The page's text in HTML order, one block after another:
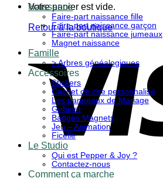
Votre panier est vide.
Retour à la boutique
Naissance
Faire-part naissance fille
Faire-part naissance garçon
Faire-part naissance jumeaux
Magnet naissance
Famille
> Arbres généalogiques
Accessoires
Stickers
Cachet de cire personnalisé
Les panneaux de Mariage
Gobelet
Badges Magnets
Jeu – Animation
Ficelle
Le Studio
Qui est Pepper & Joy ?
Contactez-nous
Comment ça marche